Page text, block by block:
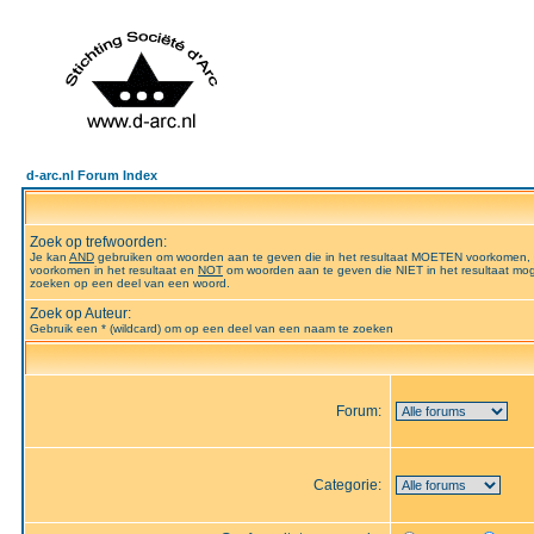
d-arc.nl Forum Index
Zoek op trefwoorden:
Je kan AND gebruiken om woorden aan te geven die in het resultaat MOETEN voorkomen,
voorkomen in het resultaat en NOT om woorden aan te geven die NIET in het resultaat
zoeken op een deel van een woord.
Zoek op Auteur:
Gebruik een * (wildcard) om op een deel van een naam te zoeken
Forum:
Categorie: